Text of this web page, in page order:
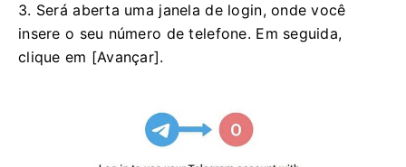
3. Será aberta uma janela de login, onde você
insere o seu número de telefone. Em seguida,
clique em [Avançar].